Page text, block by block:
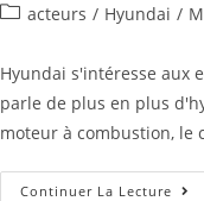
acteurs / Hyundai /
Hyundai s'intéresse aux
parle de plus en plus
moteur à combustion, le
Continuer La Lecture